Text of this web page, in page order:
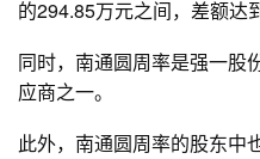
的294.85万元之间，差额达
同时，南通圆周率是强一股
应商之一。
此外，南通圆周率的股东中